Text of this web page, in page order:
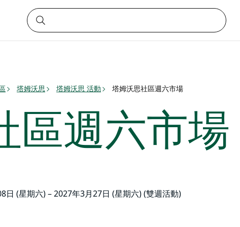
塔姆沃思 塔姆沃思 活動 塔姆沃思社區週六市場
區週六市場
日 (星期六) – 2027年3月27日 (星期六) (雙週活動)